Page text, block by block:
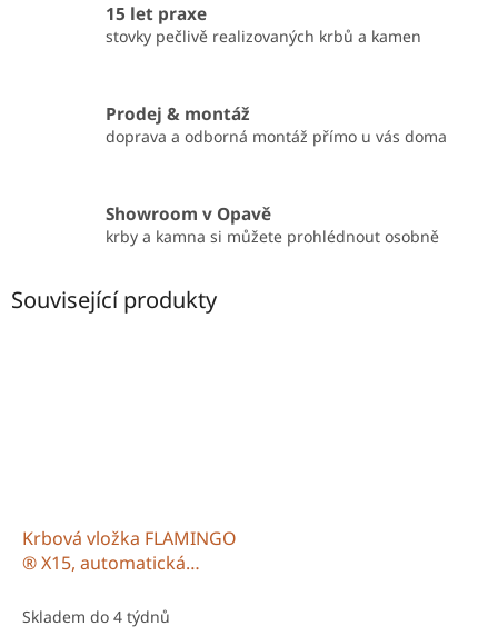
15 let praxe
stovky pečlivě realizovaných krbů a kamen
Prodej & montáž
doprava a odborná montáž přímo u vás doma
Showroom v Opavě
krby a kamna si můžete prohlédnout osobně
Související produkty
Krbová vložka FLAMINGO
® X15, automatická
Skladem do 4 týdnů